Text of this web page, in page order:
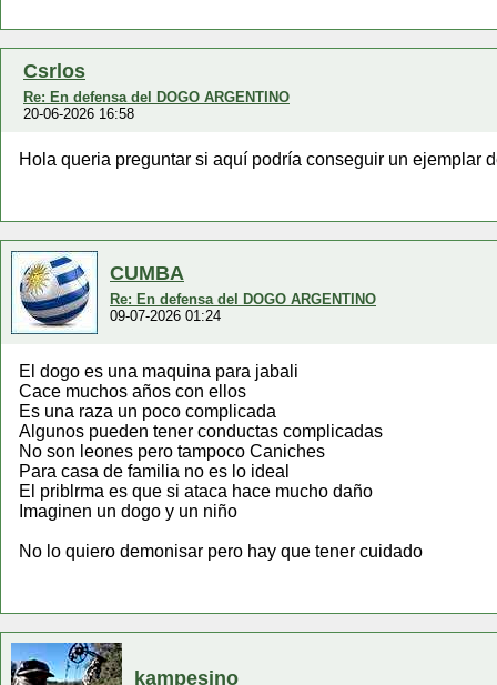
Csrlos
Re: En defensa del DOGO ARGENTINO
20-06-2026 16:58
Hola queria preguntar si aquí podría conseguir un ejemplar
CUMBA
Re: En defensa del DOGO ARGENTINO
09-07-2026 01:24
El dogo es una maquina para jabali
Cace muchos años con ellos
Es una raza un poco complicada
Algunos pueden tener conductas complicadas
No son leones pero tampoco Caniches
Para casa de familia no es lo ideal
El priblrma es que si ataca hace mucho daño
Imaginen un dogo y un niño
No lo quiero demonisar pero hay que tener cuidado
kampesino